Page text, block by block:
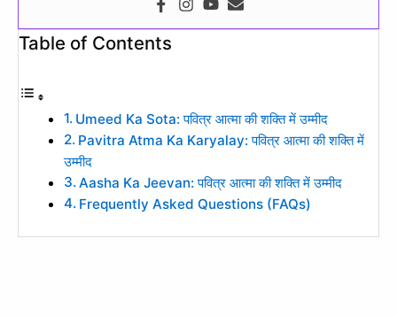
Table of Contents
Umeed Ka Sota: पवित्र आत्मा की शक्ति में उम्मीद
Pavitra Atma Ka Karyalay: पवित्र आत्मा की शक्ति में
उम्मीद
Aasha Ka Jeevan: पवित्र आत्मा की शक्ति में उम्मीद
Frequently Asked Questions (FAQs)